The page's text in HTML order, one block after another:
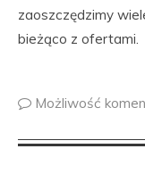
zaoszczędzimy
bieżąco z ofertami.
Możliwość